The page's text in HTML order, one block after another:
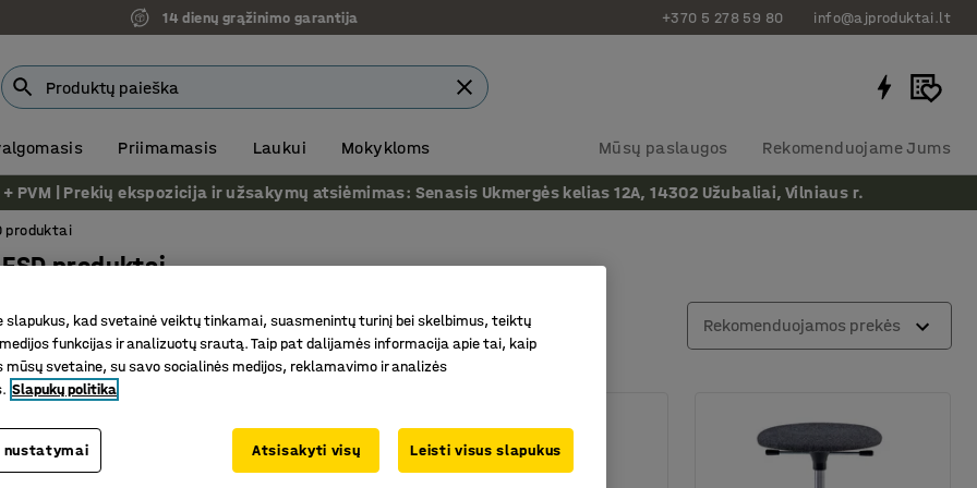
14 dienų grąžinimo garantija +370 5 278 59 80 info@ajproduktai.lt
Priimamasis Laukui Mokykloms Mūsų paslaugos Rekomenduojame Jums
PVM | Prekių ekspozicija ir užsakymų atsiėmimas: Senasis Ukmergės kelias 12A, 14302 Užubaliai, Vilniaus r.
produktai
produktai
Aukštis Plotis Tūris Rodyti daugiau filtrų Rekomenduojamos prekės
slapukus, kad svetainė veiktų tinkamai, suasmenintų turinį bei skelbimus, teiktų
funkcijas ir analizuotų srautą. Taip pat dalijamės informacija apie tai, kaip
mūsų svetaine, su savo socialinės medijos, reklamavimo ir analizės
Slapukų politika
nustatymai Atsisakyti visų Leisti visus slapukus